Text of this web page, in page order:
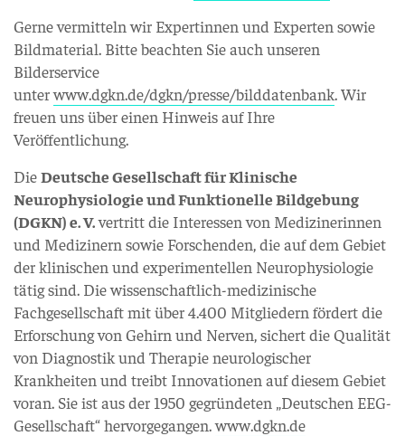
Gerne vermitteln wir Expertinnen und Experten sowie
Bildmaterial. Bitte beachten Sie auch unseren
Bilderservice
unterwww.dgkn.de/dgkn/presse/bilddatenbank. Wir
freuen uns über einen Hinweis auf Ihre
Veröffentlichung.
DieDeutsche Gesellschaft für Klinische
Neurophysiologie und Funktionelle Bildgebung
(DGKN) e. V.vertritt die Interessen von Medizinerinnen
und Medizinern sowie Forschenden, die auf dem Gebiet
der klinischen und experimentellen Neurophysiologie
tätig sind. Die wissenschaftlich-medizinische
Fachgesellschaft mit über 4.400 Mitgliedern fördert die
Erforschung von Gehirn und Nerven, sichert die Qualität
von Diagnostik und Therapie neurologischer
Krankheiten und treibt Innovationen auf diesem Gebiet
voran. Sie ist aus der 1950 gegründeten „Deutschen EEG-
Gesellschaft“ hervorgegangen.www.dgkn.de